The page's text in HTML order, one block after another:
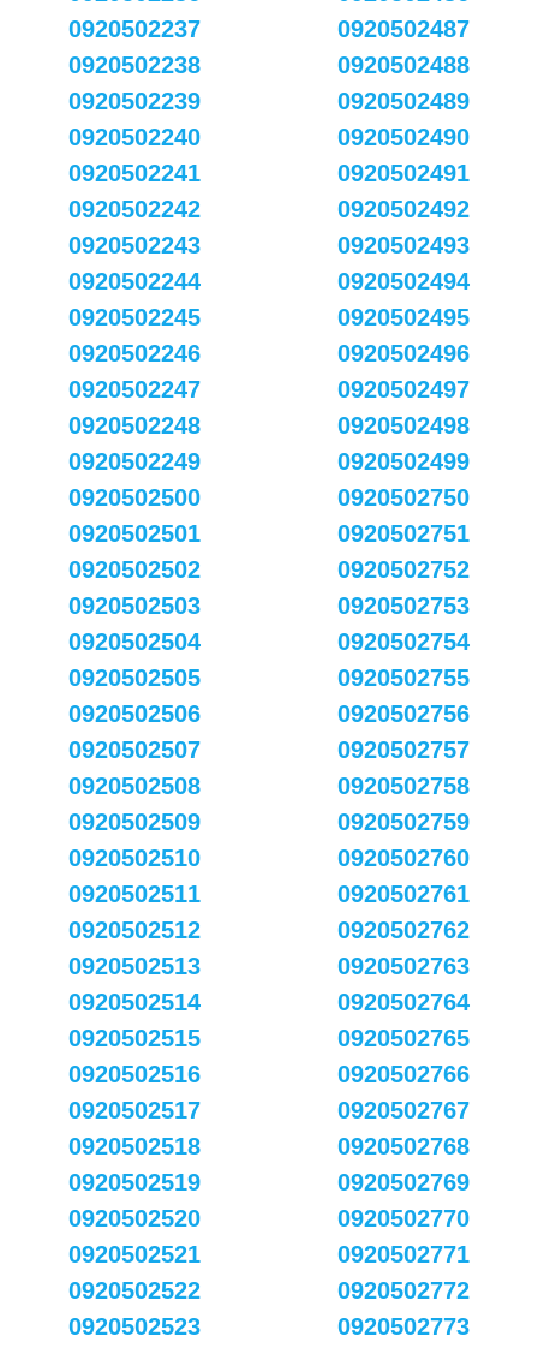
0920502237
0920502238
0920502239
0920502240
0920502241
0920502242
0920502243
0920502244
0920502245
0920502246
0920502247
0920502248
0920502249
0920502487
0920502488
0920502489
0920502490
0920502491
0920502492
0920502493
0920502494
0920502495
0920502496
0920502497
0920502498
0920502499
0920502500
0920502501
0920502502
0920502503
0920502504
0920502505
0920502506
0920502507
0920502508
0920502509
0920502510
0920502511
0920502512
0920502513
0920502514
0920502515
0920502516
0920502517
0920502518
0920502519
0920502520
0920502521
0920502522
0920502523
0920502750
0920502751
0920502752
0920502753
0920502754
0920502755
0920502756
0920502757
0920502758
0920502759
0920502760
0920502761
0920502762
0920502763
0920502764
0920502765
0920502766
0920502767
0920502768
0920502769
0920502770
0920502771
0920502772
0920502773